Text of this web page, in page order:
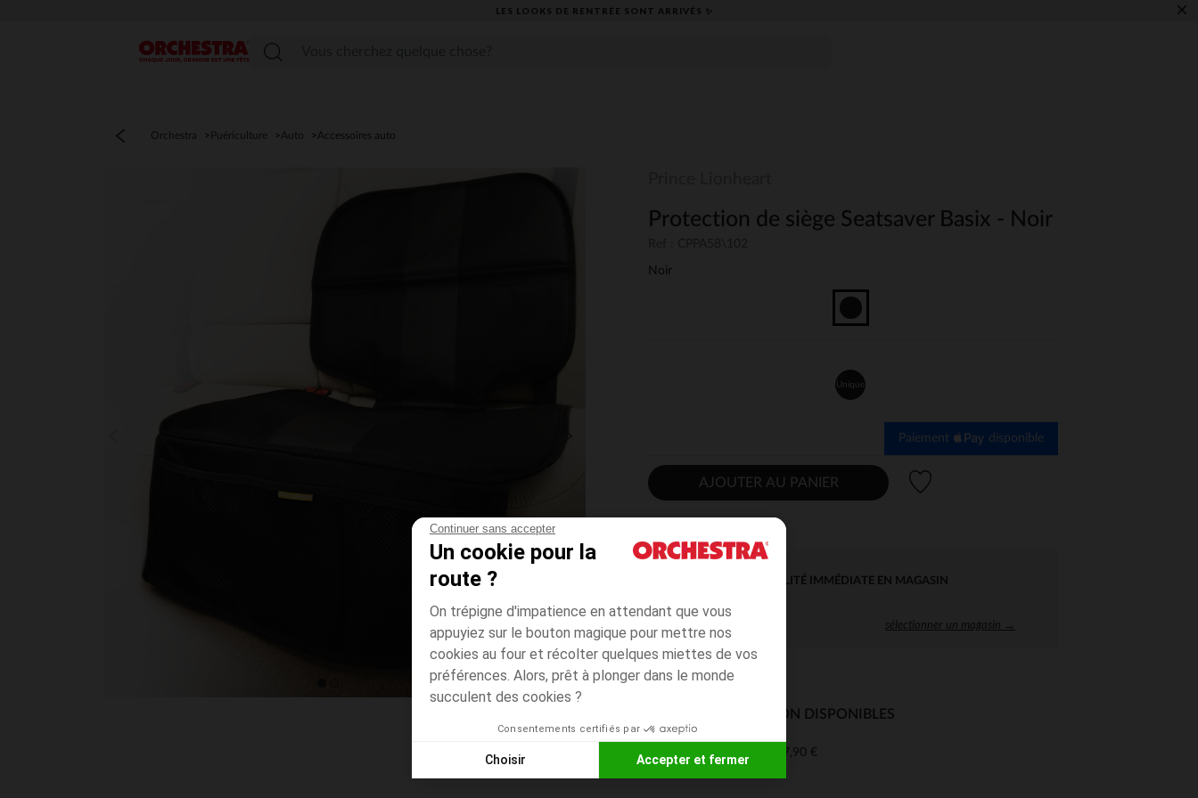
Continuer sans accepter
Un cookie pour la
route ?
On trépigne d'impatience en attendant que vous
appuyiez sur le bouton magique pour mettre nos
cookies au four et récolter quelques miettes de vos
préférences. Alors, prêt à plonger dans le monde
succulent des cookies ?
Consentements certifiés par
Choisir Accepter et fermer
LES LOOKS DE RENTRÉE SONT ARRIVÉS ✨ ×
Menu
Orchestra Puériculture Auto Accessoires auto
Protection de siège Seatsaver Basix - Noir
Noir
Unique
Paiement disponible
AJOUTER AU PANIER
DISPONIBILITÉ IMMÉDIATE EN MAGASIN
sélectionner un magasin →
MODES DE LIVRAISON DISPONIBLES
Mon domicile 7,90 €